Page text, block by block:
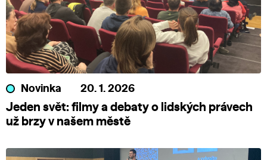
Novinka 20. 1. 2026
Jeden svět: filmy a debaty o lidských právech
už brzy v našem městě